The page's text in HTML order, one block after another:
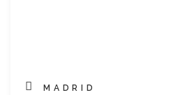
MADRID